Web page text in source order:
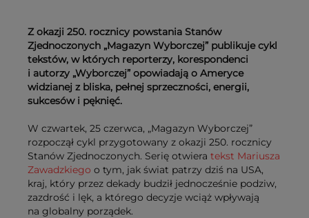
Z okazji 250. rocznicy powstania Stanów
Zjednoczonych „Magazyn Wyborczej” publikuje cykl
tekstów, w których reporterzy, korespondenci
i autorzy „Wyborczej” opowiadają o Ameryce
widzianej z bliska, pełnej sprzeczności, energii,
sukcesów i pęknięć.
W czwartek, 25 czerwca, „Magazyn Wyborczej”
rozpoczął cykl przygotowany z okazji 250. rocznicy
Stanów Zjednoczonych. Serię otwiera tekst Mariusza
Zawadzkiego o tym, jak świat patrzy dziś na USA,
kraj, który przez dekady budził jednocześnie podziw,
zazdrość i lęk, a którego decyzje wciąż wpływają
na globalny porządek.